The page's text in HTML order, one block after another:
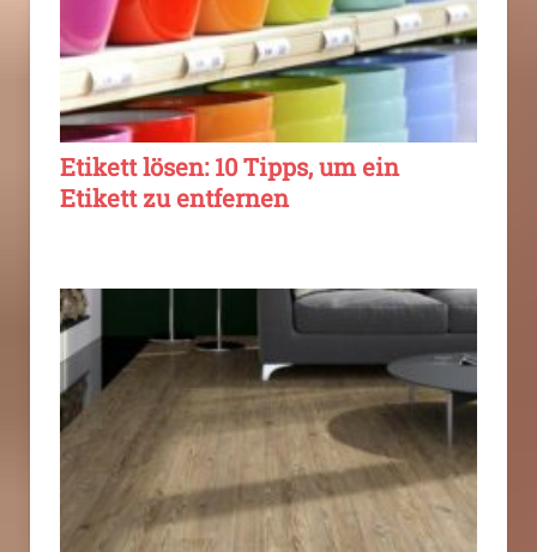
Etikett lösen: 10 Tipps, um ein
Etikett zu entfernen